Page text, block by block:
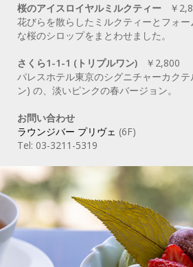
桜のアイスロイヤルミルクティー
￥
花びらを散らしたミルクティーとフォ
な桜のシロップをまとわせました。
さくら1-1-1 (トリプルワン)
￥2,800
パレスホテル東京のシグニチャーカク
ン) の、淡いピンクの春バージョン。
お問い合わせ
ラウンジバー プリヴェ (6F)
Tel: 03-3211-5319